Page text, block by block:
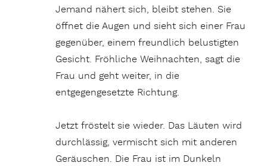
Jemand nähert sich, bleibt stehen. Sie
öffnet die Augen und sieht sich einer Frau
gegenüber, einem freundlich belustigten
Gesicht. Fröhliche Weihnachten, sagt die
Frau und geht weiter, in die
entgegengesetzte Richtung.
Jetzt fröstelt sie wieder. Das Läuten wird
durchlässig, vermischt sich mit anderen
Geräuschen. Die Frau ist im Dunkeln